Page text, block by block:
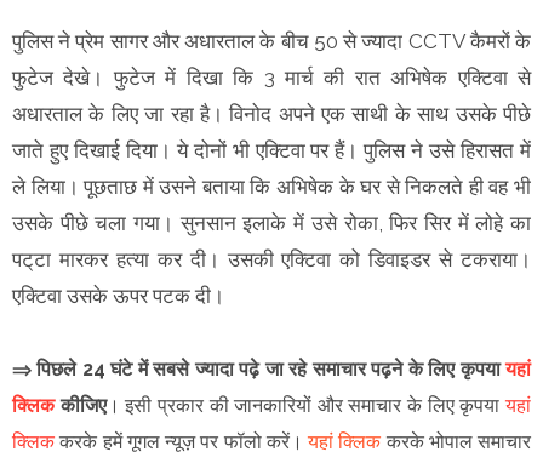
पुलिस ने प्रेम सागर और अधारताल के बीच 50 से ज्यादा CCTV कैमरों के
फुटेज देखे। फुटेज में दिखा कि 3 मार्च की रात अभिषेक एक्टिवा से
अधारताल के लिए जा रहा है। विनोद अपने एक साथी के साथ उसके पीछे
जाते हुए दिखाई दिया। ये दोनों भी एक्टिवा पर हैं। पुलिस ने उसे हिरासत में
ले लिया। पूछताछ में उसने बताया कि अभिषेक के घर से निकलते ही वह भी
उसके पीछे चला गया। सुनसान इलाके में उसे रोका, फिर सिर में लोहे का
पट्‌टा मारकर हत्या कर दी। उसकी एक्टिवा को डिवाइडर से टकराया।
एक्टिवा उसके ऊपर पटक दी।
⇒ पिछले 24 घंटे में सबसे ज्यादा पढ़े जा रहे समाचार पढ़ने के लिए कृपयायहां
क्लिककीजिए।इसी प्रकार की जानकारियों और समाचार के लिए कृपयायहां
क्लिककरके हमें गूगल न्यूज़ पर फॉलो करें।यहां क्लिककरके भोपाल समाचार